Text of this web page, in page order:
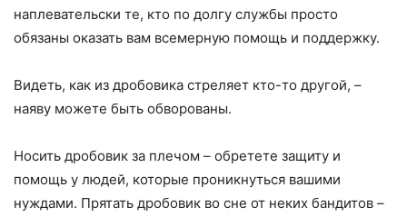
наплевательски те, кто по долгу службы просто
обязаны оказать вам всемерную помощь и поддержку.
Видеть, как из дробовика стреляет кто-то другой, –
наяву можете быть обворованы.
Носить дробовик за плечом – обретете защиту и
помощь у людей, которые проникнуться вашими
нуждами. Прятать дробовик во сне от неких бандитов –